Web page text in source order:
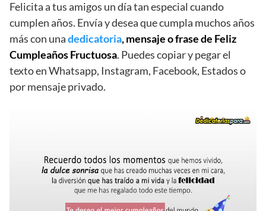
Felicita a tus amigos un día tan especial cuando
cumplen años. Envía y desea que cumpla muchos años
más con unadedicatoria, mensaje o frase de Feliz
Cumpleaños Fructuosa. Puedes copiar y pegar el
texto en Whatsapp, Instagram, Facebook, Estados o
por mensaje privado.